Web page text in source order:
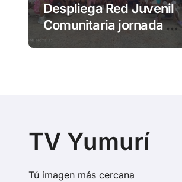
Despliega Red Juvenil
Comunitaria jornada de
impacto social en
TV Yumurí
Tú imagen más cercana